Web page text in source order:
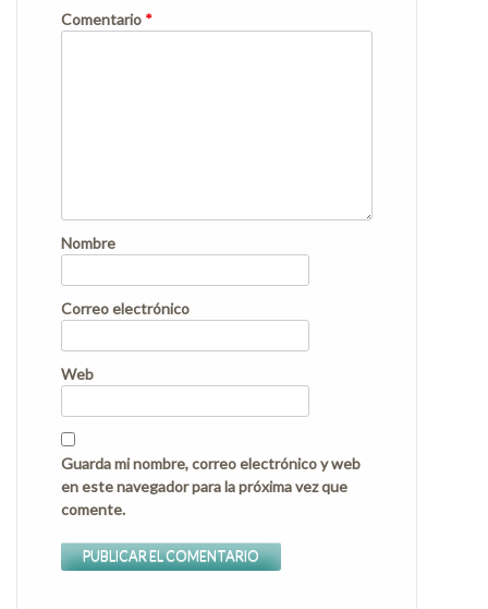
Comentario *
Nombre
Correo electrónico
Web
Guarda mi nombre, correo electrónico y web
en este navegador para la próxima vez que
comente.